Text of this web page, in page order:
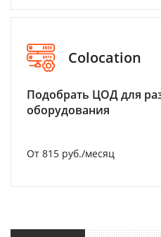
Colocation
Подобрать ЦОД для
оборудования
От 815 руб./месяц